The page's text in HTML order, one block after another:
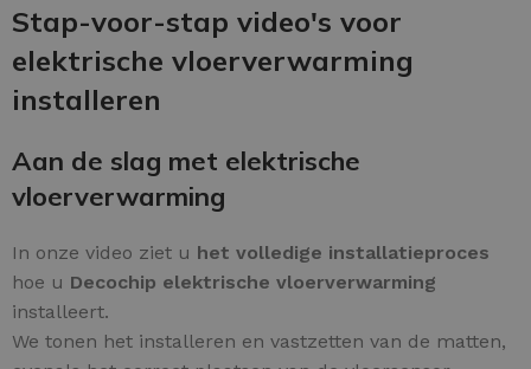
Stap-voor-stap video's voor
elektrische vloerverwarming
installeren
Aan de slag met elektrische
vloerverwarming
In onze video ziet u het volledige installatieproces
hoe u Decochip elektrische vloerverwarming
installeert.
We tonen het installeren en vastzetten van de matten,